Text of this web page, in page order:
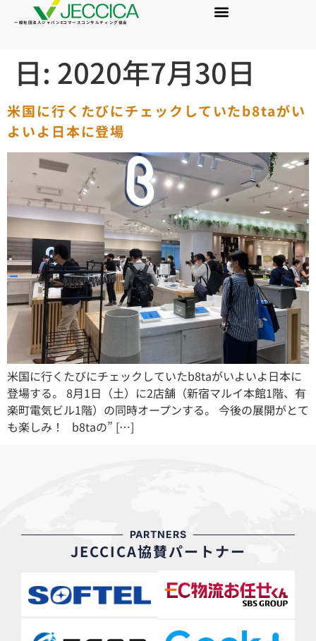
一般社団法人ジャパンEコマースコンサルティング協会
日: 2020年7月30日
米国に行くたびにチェックしていたb8taがい
よいよ日本に登場
米国に行くたびにチェックしていたb8taがいよいよ日本に
登場する。 8月1日（土）に2店舗（新宿マルイ本館1階、有
楽町電気ビル1階）の同時オープンする。 今後の展開がとて
も楽しみ！ b8taの” […]
PARTNERS
JECCICA協賛パートナー